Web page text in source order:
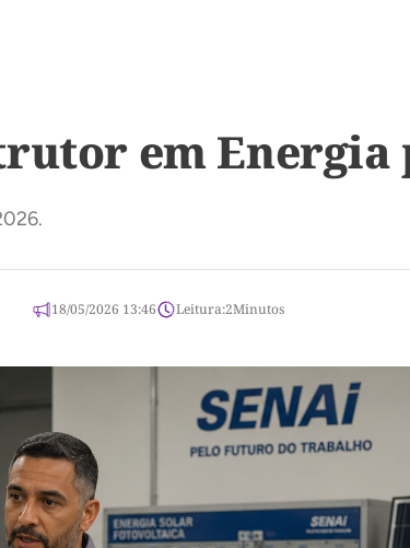
em Energia
18/05/2026 13:46 Leitura:2Minutos